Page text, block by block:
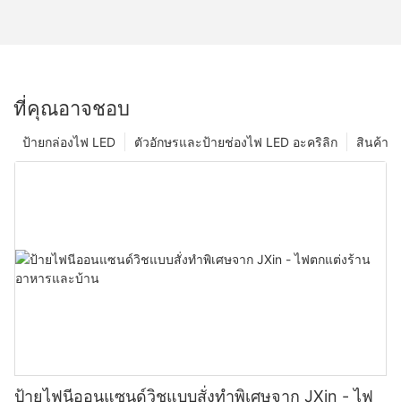
ที่คุณอาจชอบ
สินค้า
ตัวอักษรและป้ายช่องไฟ LED อะคริลิก
ป้ายกล่องไฟ LED
ป้ายไฟนีออนแซนด์วิชแบบสั่งทำพิเศษจาก JXin - ไฟ